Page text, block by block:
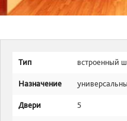
Тип встроенный
Назначение
Двери 5